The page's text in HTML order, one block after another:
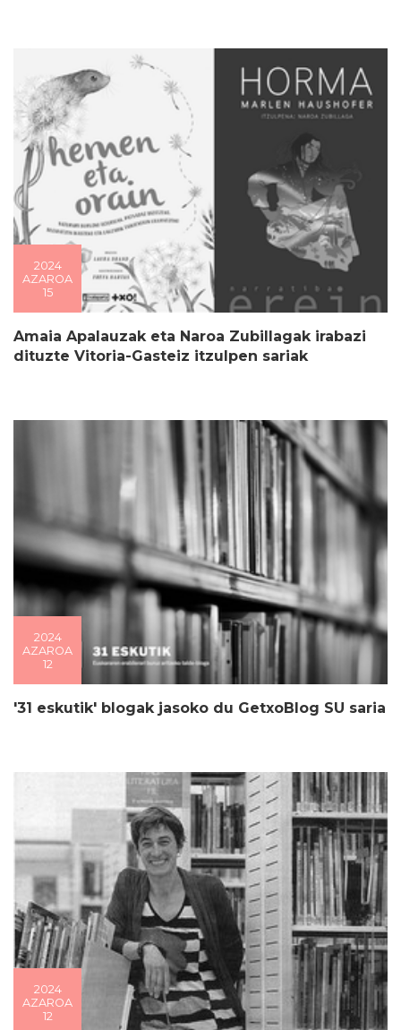
2024
AZAROA
15
Amaia Apalauzak eta Naroa Zubillagak irabazi
dituzte Vitoria-Gasteiz itzulpen sariak
2024
AZAROA
12
'31 eskutik' blogak jasoko du GetxoBlog SU saria
2024
AZAROA
12